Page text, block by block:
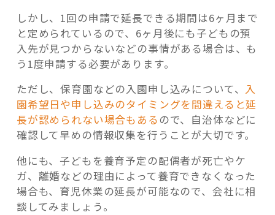
しかし、1回の申請で延長できる期間は6ヶ月まで
と定められているので、6ヶ月後にも子どもの預
入先が見つからないなどの事情がある場合は、も
う1度申請する必要があります。
ただし、保育園などの入園申し込みについて、 入
園希望日や申し込みのタイミングを間違えると延
長が認められない場合もある ので、自治体などに
確認して早めの情報収集を行うことが大切です。
他にも、子どもを養育予定の配偶者が死亡やケ
ガ、離婚などの理由によって養育できなくなった
場合も、育児休業の延長が可能なので、会社に相
談してみましょう。